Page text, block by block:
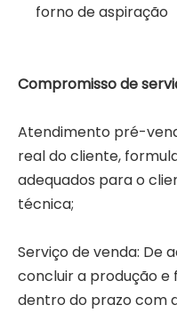
forno de aspiração
Compromisso de
Atendimento pré-
real do cliente,
adequados para o
técnica;
Serviço de venda: De
concluir a produção
dentro do prazo com